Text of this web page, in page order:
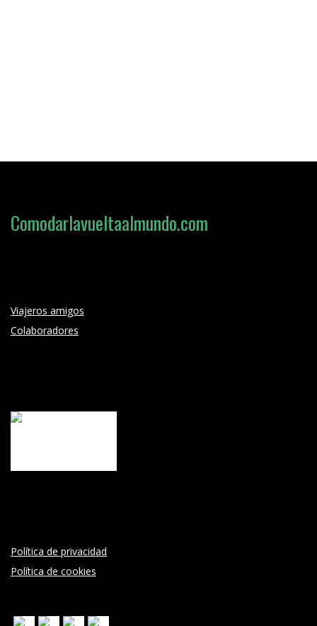
Loading search form...
Comodarlavueltaalmundo.com
Viajeros amigos
Colaboradores
Política de privacidad
Política de cookies